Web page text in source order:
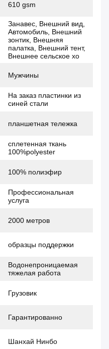
610 gsm
Занавес, Внешний вид,
Автомобиль, Внешний
зонтик, Внешняя
палатка, Внешний тент,
Внешнее сельское хо
Мужчины
На заказ пластинки из
синей стали
планшетная тележка
сплетенная ткань
100%polyester
100% полиэфир
Профессиональная
услуга
2000 метров
образцы поддержки
Водонепроницаемая
тяжелая работа
Грузовик
Гарантированно
Шанхай Нинбо